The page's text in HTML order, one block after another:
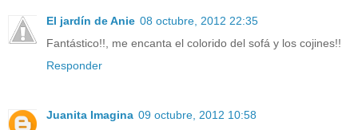
El jardín de Anie 08 octubre, 2012 22:35
Fantástico!!, me encanta el colorido del sofá y los cojines!!
Responder
Juanita Imagina 09 octubre, 2012 10:58